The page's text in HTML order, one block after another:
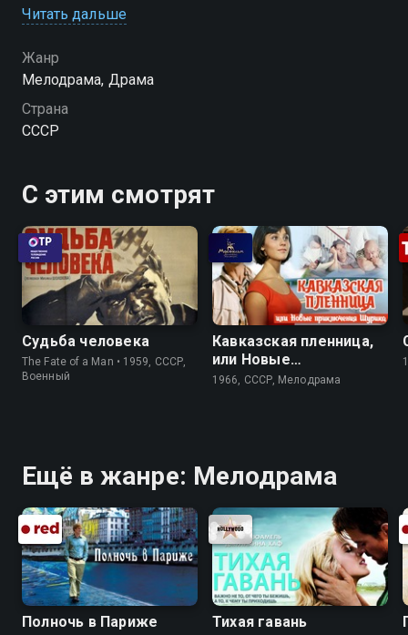
разрешить Оле переехать к ним. Однако
предосудительное…
Читать дальше
Жанр
Мелодрама, Драма
Страна
СССР
С этим смотрят
Судьба человека
The Fate of a Man • 1959, СССР,
Военный
Кавказская пленница,
или Новые
приключения Шурика
1966, СССР, Мелодрама
Ещё в жанре: Мелодрама
Полночь в Париже Тихая гавань